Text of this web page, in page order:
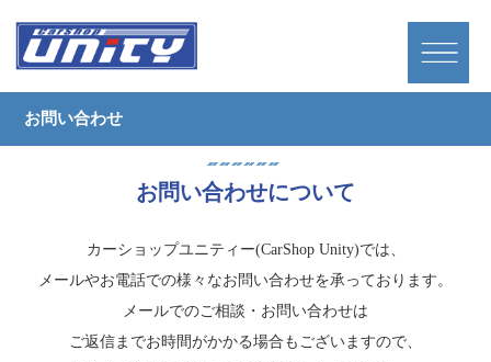
お問い合わせ
お問い合わせについて
カーショップユニティー(CarShop Unity)では、
メールやお電話での様々なお問い合わせを承っております。
メールでのご相談・お問い合わせは
ご返信までお時間がかかる場合もございますので、